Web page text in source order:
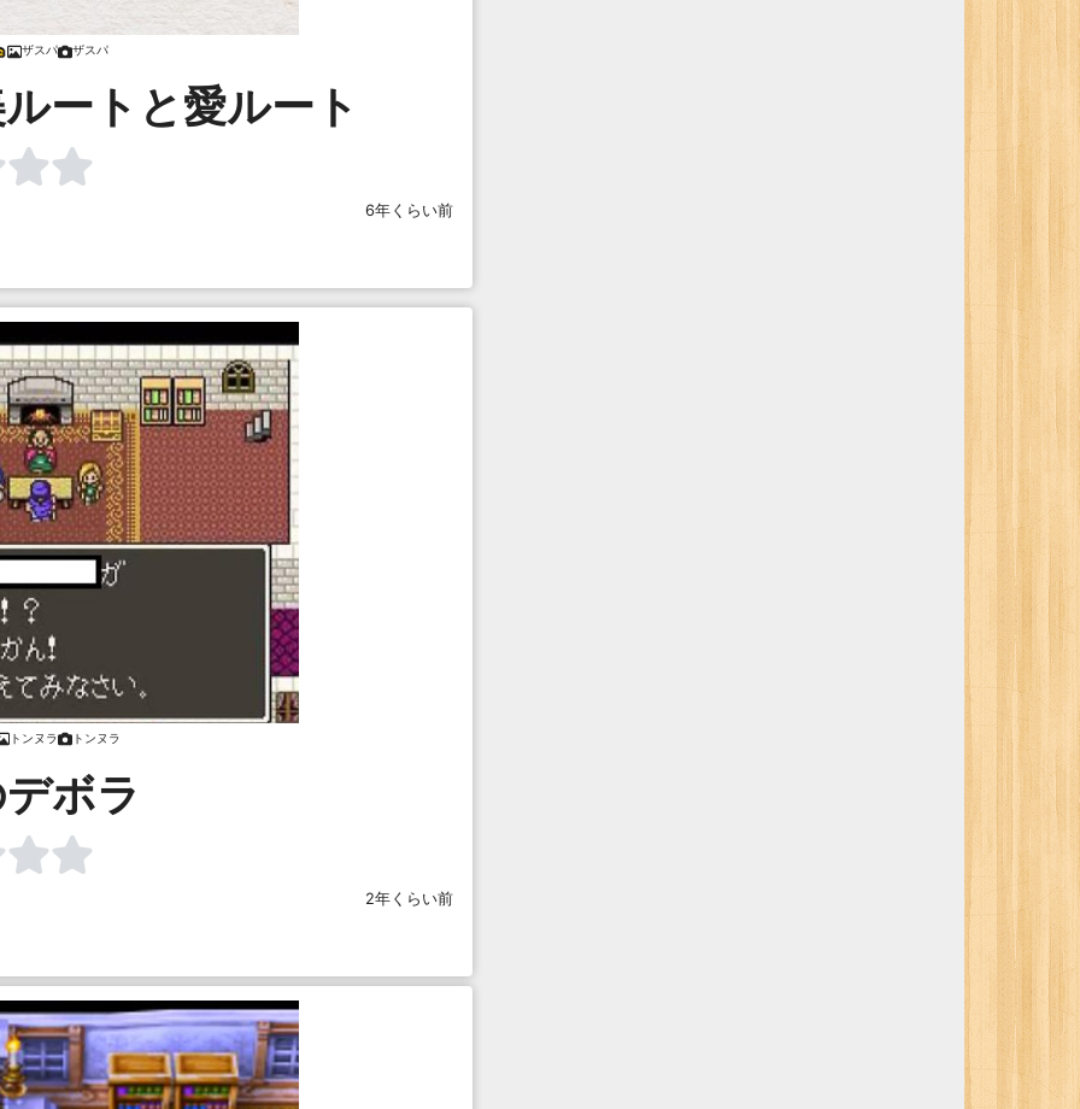
ザスパ ザスパ
ートと愛ルート
6年くらい前
トンヌラ トンヌラ
ボラ
2年くらい前